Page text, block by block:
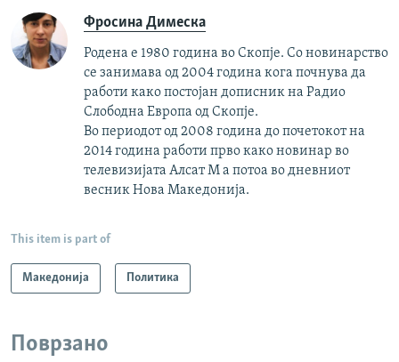
Фросина Димеска
Родена е 1980 година во Скопје. Со новинарство
се занимава од 2004 година кога почнува да
работи како постојан дописник на Радио
Слободна Европа од Скопје.
Во периодот од 2008 година до почетокот на
2014 година работи прво како новинар во
телевизијата Алсат М а потоа во дневниот
весник Нова Македонија.
This item is part of
Македонија Политика
Поврзано